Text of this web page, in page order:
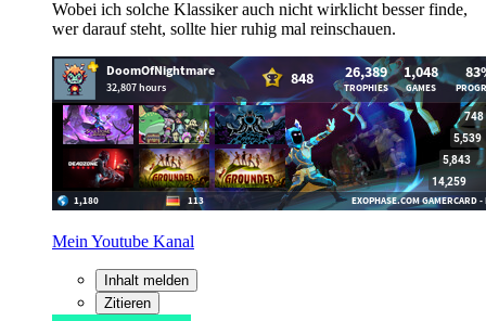
Wobei ich solche Klassiker auch nicht wirklicht besser finde,
wer darauf steht, sollte hier ruhig mal reinschauen.
Mein Youtube Kanal
Inhalt melden
Zitieren